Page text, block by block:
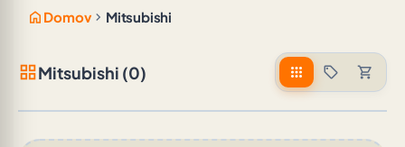
home Domov chevron_right Mitsubishi
grid_viewMitsubishi (0) apps sell shopping_cart